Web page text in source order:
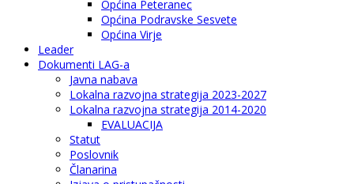
Općina Peteranec
Općina Podravske Sesvete
Općina Virje
Leader
Dokumenti LAG-a
Javna nabava
Lokalna razvojna strategija 2023-2027
Lokalna razvojna strategija 2014-2020
EVALUACIJA
Statut
Poslovnik
Članarina